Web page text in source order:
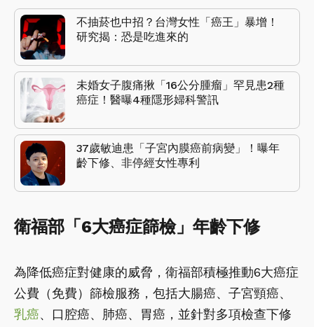
不抽菸也中招？台灣女性「癌王」暴增！
研究揭：恐是吃進來的
未婚女子腹痛揪「16公分腫瘤」罕見患2種
癌症！醫曝4種隱形婦科警訊
37歲敏迪患「子宮內膜癌前病變」！曝年
齡下修、非停經女性專利
衛福部「6大癌症篩檢」年齡下修
為降低癌症對健康的威脅，衛福部積極推動6大癌症
公費（免費）篩檢服務，包括大腸癌、子宮頸癌、
乳癌、口腔癌、肺癌、胃癌，並針對多項檢查下修